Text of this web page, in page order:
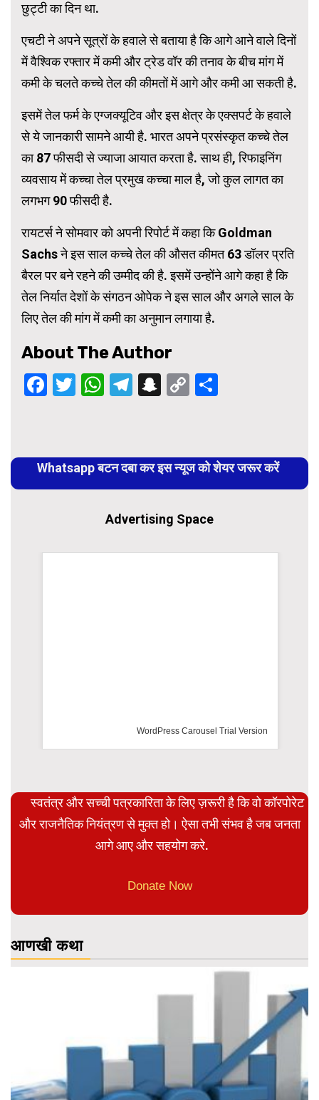
छुट्टी का दिन था.
एचटी ने अपने सूत्रों के हवाले से बताया है कि आगे आने वाले दिनों
में वैश्विक रफ्तार में कमी और ट्रेड वॉर की तनाव के बीच मांग में
कमी के चलते कच्चे तेल की कीमतों में आगे और कमी आ सकती है.
इसमें तेल फर्म के एग्जक्यूटिव और इस क्षेत्र के एक्सपर्ट के हवाले
से ये जानकारी सामने आयी है. भारत अपने प्रसंस्कृत कच्चे तेल
का 87 फीसदी से ज्याजा आयात करता है. साथ ही, रिफाइनिंग
व्यवसाय में कच्चा तेल प्रमुख कच्चा माल है, जो कुल लागत का
लगभग 90 फीसदी है.
रायटर्स ने सोमवार को अपनी रिपोर्ट में कहा कि Goldman
Sachs ने इस साल कच्चे तेल की औसत कीमत 63 डॉलर प्रति
बैरल पर बने रहने की उम्मीद की है. इसमें उन्होंने आगे कहा है कि
तेल निर्यात देशों के संगठन ओपेक ने इस साल और अगले साल के
लिए तेल की मांग में कमी का अनुमान लगाया है.
About The Author
Facebook
Twitter
WhatsApp
Telegram
Snapchat
Copy
Reading
Whatsapp बटन दबा कर इस न्यूज को शेयर जरूर करें
Advertising Space
WordPress Carousel Trial Version
स्वतंत्र और सच्ची पत्रकारिता के लिए ज़रूरी है कि वो कॉरपोरेट
और राजनैतिक नियंत्रण से मुक्त हो। ऐसा तभी संभव है जब जनता
आगे आए और सहयोग करे.
Donate Now
आणखी कथा